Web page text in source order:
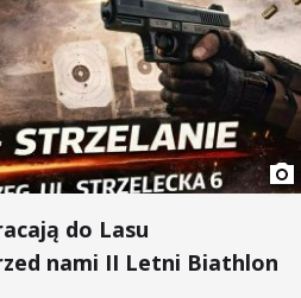
do Lasu
nami II Letni Biathlon